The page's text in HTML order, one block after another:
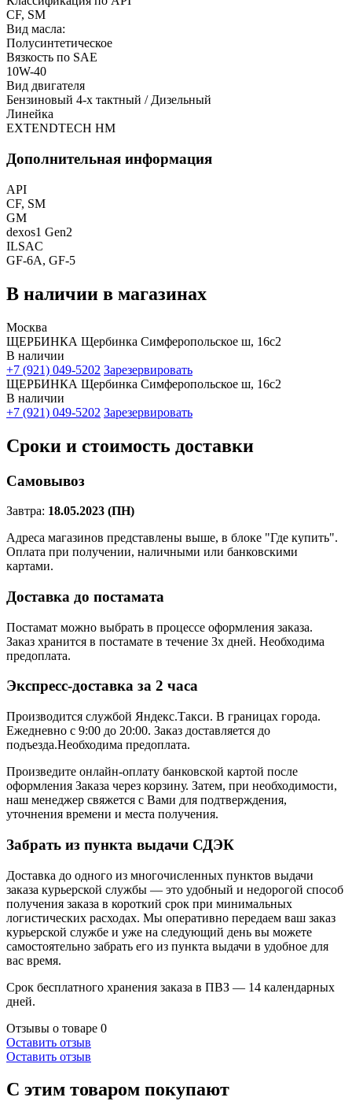
CF, SM
Вид масла:
Полусинтетическое
Вязкость по SAE
10W-40
Вид двигателя
Бензиновый 4-х тактный / Дизельный
Линейка
EXTENDTECH HM
Дополнительная информация
API
CF, SM
GM
dexos1 Gen2
ILSAC
GF-6A, GF-5
В наличии в магазинах
Москва
ЩЕРБИНКА Щербинка Симферопольское ш, 16с2
В наличии
+7 (921) 049-5202 Зарезервировать
ЩЕРБИНКА Щербинка Симферопольское ш, 16с2
В наличии
+7 (921) 049-5202 Зарезервировать
Сроки и стоимость доставки
Самовывоз
Завтра: 18.05.2023 (ПН)
Адреса магазинов представлены выше, в блоке "Где купить".
Оплата при получении, наличными или банковскими
картами.
Доставка до постамата
Постамат можно выбрать в процессе оформления заказа.
Заказ хранится в постамате в течение 3х дней. Необходима
предоплата.
Экспресс-доставка за 2 часa
Производится службой Яндекс.Такси. В границах города.
Ежедневно с 9:00 до 20:00. Заказ доставляется до
подъезда.Необходима предоплата.
Произведите онлайн-оплату банковской картой после
оформления Заказа через корзину. Затем, при необходимости,
наш менеджер свяжется с Вами для подтверждения,
уточнения времени и места получения.
Забрать из пункта выдачи СДЭК
Доставка до одного из многочисленных пунктов выдачи
заказа курьерской службы — это удобный и недорогой способ
получения заказа в короткий срок при минимальных
логистических расходах. Мы оперативно передаем ваш заказ
курьерской службе и уже на следующий день вы можете
самостоятельно забрать его из пункта выдачи в удобное для
вас время.
Срок бесплатного хранения заказа в ПВЗ — 14 календарных
дней.
Отзывы о товаре 0
Оставить отзыв
Оставить отзыв
С этим товаром покупают